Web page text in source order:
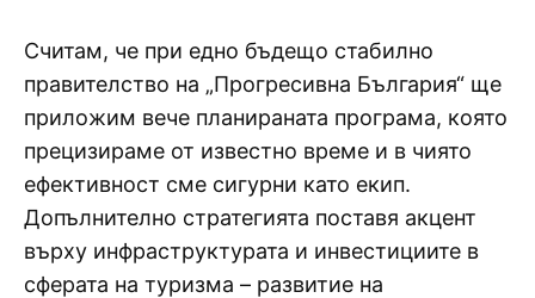
Считам, че при едно бъдещо стабилно
правителство на „Прогресивна България“ ще
приложим вече планираната програма, която
прецизираме от известно време и в чиято
ефективност сме сигурни като екип.
Допълнително стратегията поставя акцент
върху инфраструктурата и инвестициите в
сферата на туризма – развитие на